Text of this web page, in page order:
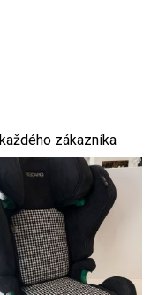
zákazníka